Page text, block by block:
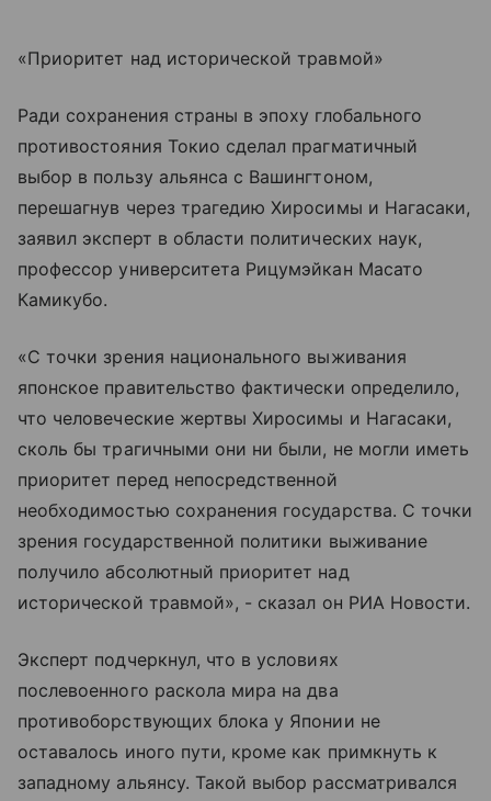
«Приоритет над исторической травмой»
Ради сохранения страны в эпоху глобального
противостояния Токио сделал прагматичный
выбор в пользу альянса с Вашингтоном,
перешагнув через трагедию Хиросимы и Нагасаки,
заявил эксперт в области политических наук,
профессор университета Рицумэйкан Масато
Камикубо.
«С точки зрения национального выживания
японское правительство фактически определило,
что человеческие жертвы Хиросимы и Нагасаки,
сколь бы трагичными они ни были, не могли иметь
приоритет перед непосредственной
необходимостью сохранения государства. С точки
зрения государственной политики выживание
получило абсолютный приоритет над
исторической травмой», - сказал он РИА Новости.
Эксперт подчеркнул, что в условиях
послевоенного раскола мира на два
противоборствующих блока у Японии не
оставалось иного пути, кроме как примкнуть к
западному альянсу. Такой выбор рассматривался